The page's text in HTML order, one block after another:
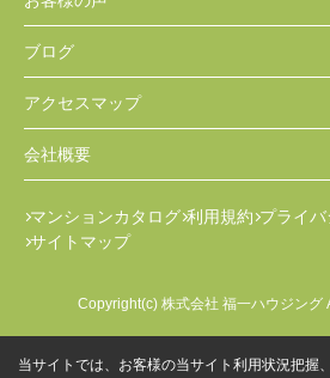
ブログ
アクセスマップ
会社概要
マンションカタログ 利用規約 プライ
サイトマップ
Copyright(c) 株式会社 福一ハウジング
当サイトでは、お客様の当サイト利用状況把握